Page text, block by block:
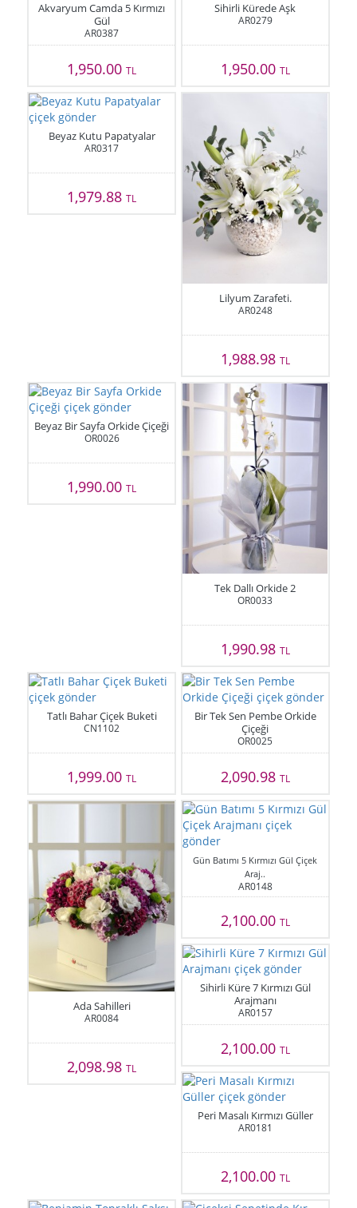
Akvaryum Camda 5 Kırmızı
Gül
AR0387
1,950.00TL
Sihirli Kürede Aşk
AR0279
1,950.00 TL
Beyaz Kutu Papatyalar
AR0317
1,979.88TL
Lilyum Zarafeti.
AR0248
1,988.98 TL
Beyaz Bir Sayfa Orkide Çiçeği
OR0026
1,990.00TL
Tek Dallı Orkide 2
OR0033
1,990.98 TL
Tatlı Bahar Çiçek Buketi
CN1102
1,999.00TL
Bir Tek Sen Pembe Orkide
Çiçeği
OR0025
2,090.98 TL
Ada Sahilleri
AR0084
2,098.98TL
Gün Batımı 5 Kırmızı Gül Çiçek
Araj..
AR0148
2,100.00 TL
Sihirli Küre 7 Kırmızı Gül
Arajmanı
AR0157
2,100.00 TL
Peri Masalı Kırmızı Güller
AR0181
2,100.00 TL